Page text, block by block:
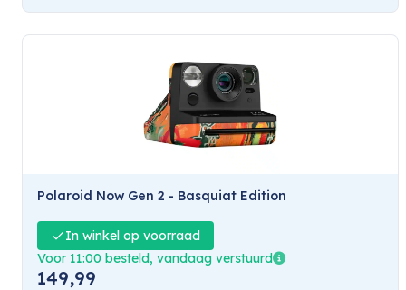
Polaroid Now Gen 2 - Basquiat Edition
In winkel op voorraad
Voor 11:00 besteld, vandaag verstuurd
149,99